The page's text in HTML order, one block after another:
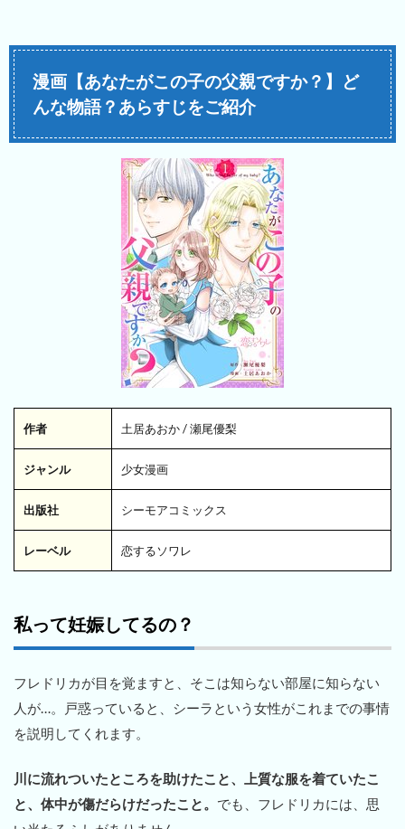
漫画【あなたがこの子の父親ですか？】ど
んな物語？あらすじをご紹介
作者 土居あおか / 瀬尾優梨
ジャンル 少女漫画
出版社 シーモアコミックス
レーベル 恋するソワレ
私って妊娠してるの？
フレドリカが目を覚ますと、そこは知らない部屋に知らない
人が…。戸惑っていると、シーラという女性がこれまでの事情
を説明してくれます。
川に流れついたところを助けたこと、上質な服を着ていたこ
と、体中が傷だらけだったこと。 でも、フレドリカには、思